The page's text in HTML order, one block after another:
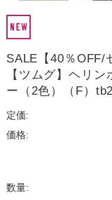
SALE【40％OFF/
【ツムグ】ヘリ
ー（2色）（F）
定価:
価格:
数量: